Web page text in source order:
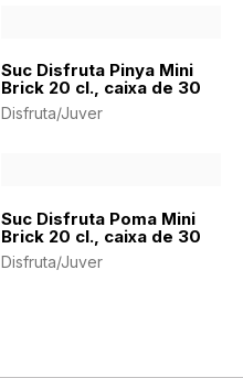
Suc Disfruta Pinya Mini
Brick 20 cl., caixa de 30
Disfruta/Juver
Suc Disfruta Poma Mini
Brick 20 cl., caixa de 30
Disfruta/Juver